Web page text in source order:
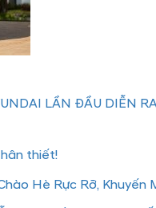
LẦN ĐẦU DIỄN
thiết!
Hè Rực Rỡ, Khuyến